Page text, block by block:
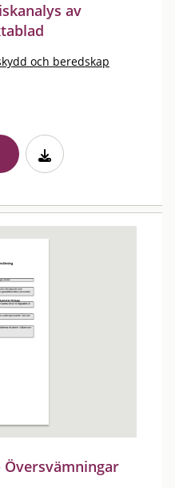
av
och beredskap
Översvämningar